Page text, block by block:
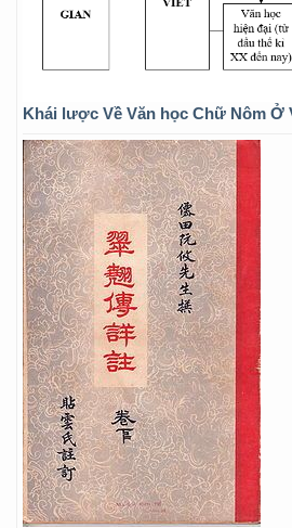
Khái lược Về Văn học Chữ Nôm Ở